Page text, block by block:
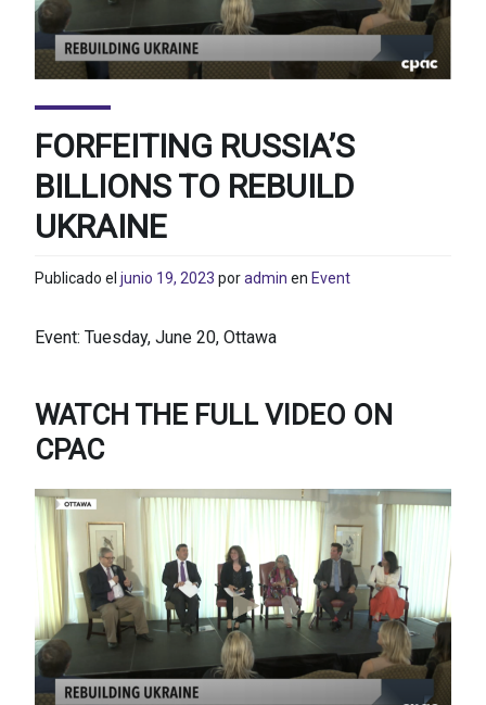
FORFEITING RUSSIA’S
BILLIONS TO REBUILD
UKRAINE
Publicado el junio 19, 2023 poradmin en Event
Event: Tuesday, June 20, Ottawa
WATCH THE FULL VIDEO ON
CPAC